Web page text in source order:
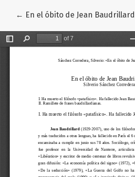
← Volver a los detalles del artículo
En el óbito de Jean Baudrillard